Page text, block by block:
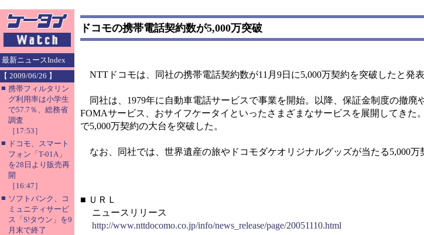
最新ニュースIndex
【 2009/06/26 】
■ 携帯フィルタリン
グ利用率は小学生
で57.7％、総務省
調査
［17:53］
■ ドコモ、スマート
フォン「T-01A」
を28日より販売再
開
［16:47］
■ ソフトバンク、コ
ミュニティサービ
ス「S!タウン」を9
月末で終了
ドコモの携帯電話契約数が5,000万突破
NTTドコモは、同社の携帯電話契約数が11月9日に5,000万契約を突破したと発表
同社は、1979年に自動車電話サービスで事業を開始。以降、保証金制度の撤廃
FOMAサービス、おサイフケータイといったさまざまなサービスを展開してきた
で5,000万契約の大台を突破した。
なお、同社では、世界遺産の旅やドコモダケオリジナルグッズが当たる5,000万
■ ＵＲＬ
ニュースリリース
http://www.nttdocomo.co.jp/info/news_release/page/20051110.html